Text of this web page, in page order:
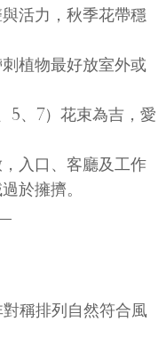
活力，秋季花帶穩
刺植物最好放室外或
5、7）花束為吉，愛
，入口、客廳及工作
於擁擠。
稱排列自然符合風